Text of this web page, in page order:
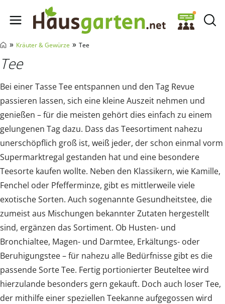
Hausgarten.net
» Kräuter & Gewürze » Tee
Tee
Bei einer Tasse Tee entspannen und den Tag Revue
passieren lassen, sich eine kleine Auszeit nehmen und
genießen – für die meisten gehört dies einfach zu einem
gelungenen Tag dazu. Dass das Teesortiment nahezu
unerschöpflich groß ist, weiß jeder, der schon einmal vorm
Supermarktregal gestanden hat und eine besondere
Teesorte kaufen wollte. Neben den Klassikern, wie Kamille,
Fenchel oder Pfefferminze, gibt es mittlerweile viele
exotische Sorten. Auch sogenannte Gesundheitstee, die
zumeist aus Mischungen bekannter Zutaten hergestellt
sind, ergänzen das Sortiment. Ob Husten- und
Bronchialtee, Magen- und Darmtee, Erkältungs- oder
Beruhigungstee – für nahezu alle Bedürfnisse gibt es die
passende Sorte Tee. Fertig portionierter Beuteltee wird
hierzulande besonders gern gekauft. Doch auch loser Tee,
der mithilfe einer speziellen Teekanne aufgegossen wird